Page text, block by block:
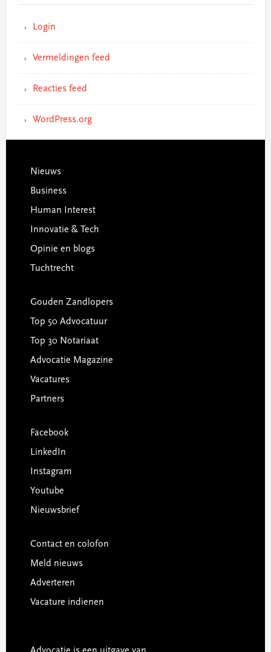
Login
Vermeldingen feed
Reacties feed
WordPress.org
Footer
Nieuws
Business
Human Interest
Innovatie & Tech
Opinie en blogs
Tuchtrecht
Gouden Zandlopers
Top 50 Advocatuur
Top 30 Notariaat
Advocatie Magazine
Vacatures
Partners
Facebook
LinkedIn
Instagram
Youtube
Nieuwsbrief
Contact en colofon
Meld nieuws
Adverteren
Vacature indienen